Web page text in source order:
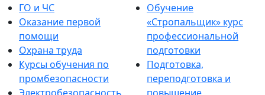
ГО и ЧС
Оказание первой
помощи
Охрана труда
Курсы обучения по
промбезопасности
Электробезопасность
Обучение
«Стропальщик» курс
профессиональной
подготовки
Подготовка,
переподготовка и
повышение